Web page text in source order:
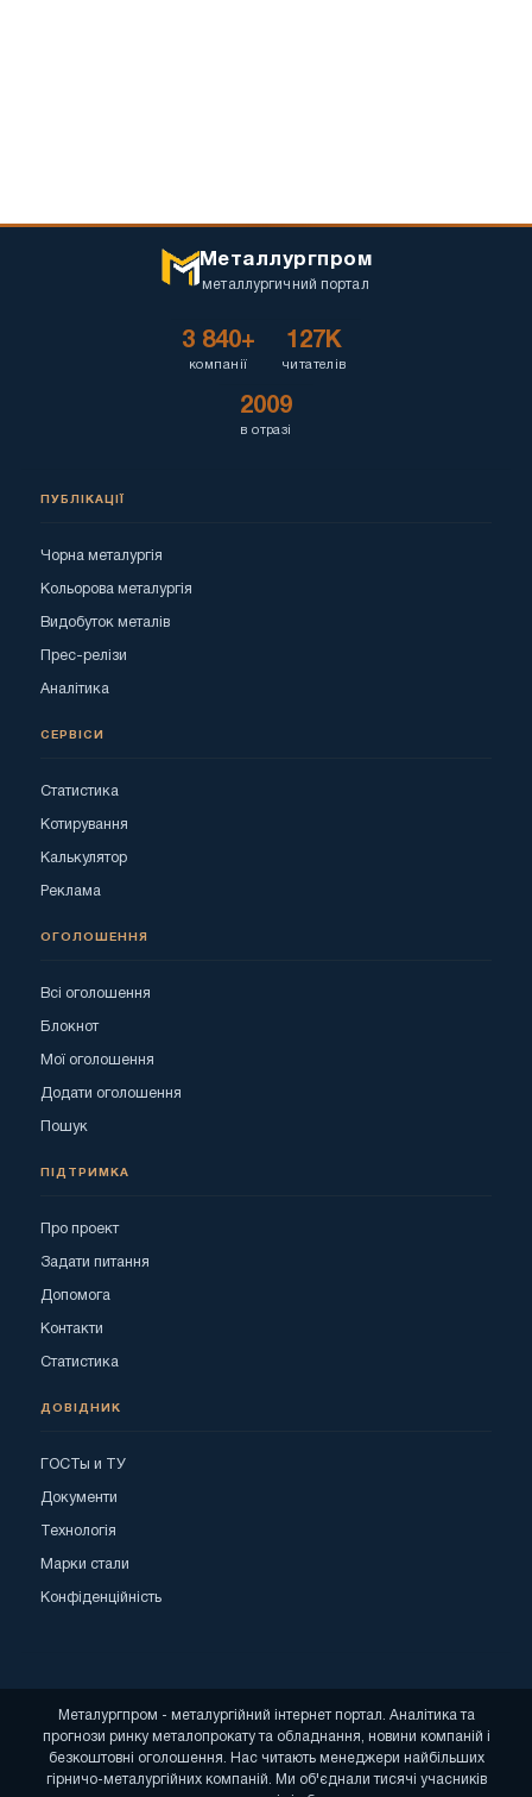
Металлургпром
металлургичний портал
3 840+
компанії
127K
читателів
2009
в отразі
ПУБЛІКАЦІЇ
Чорна металургія
Кольорова металургія
Видобуток металів
Прес-релізи
Аналітика
СЕРВІСИ
Статистика
Котирування
Калькулятор
Реклама
ОГОЛОШЕННЯ
Всі оголошення
Блокнот
Мої оголошення
Додати оголошення
Пошук
ПІДТРИМКА
Про проект
Задати питання
Допомога
Контакти
Статистика
ДОВІДНИК
ГОСТы и ТУ
Документи
Технологія
Марки стали
Конфіденційність
Металургпром - металургійний інтернет портал. Аналітика та
прогнози ринку металопрокату та обладнання, новини компаній і
безкоштовні оголошення. Нас читають менеджери найбільших
гірничо-металургійних компаній. Ми об'єднали тисячі учасників